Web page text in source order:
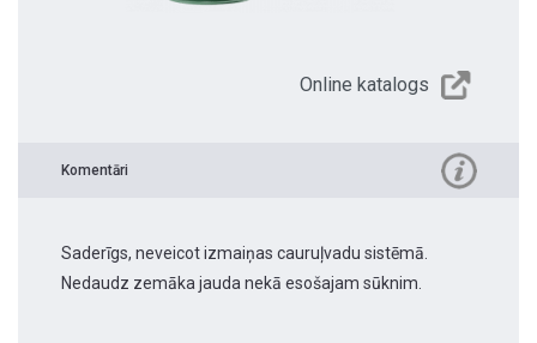
Online katalogs
Komentāri
Saderīgs, neveicot izmaiņas cauruļvadu sistēmā.
Nedaudz zemāka jauda nekā esošajam sūknim.